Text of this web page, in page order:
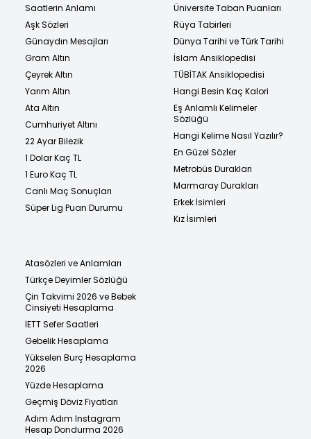
Saatlerin Anlamı
Aşk Sözleri
Günaydın Mesajları
Gram Altın
Çeyrek Altın
Yarım Altın
Ata Altın
Cumhuriyet Altını
22 Ayar Bilezik
1 Dolar Kaç TL
1 Euro Kaç TL
Canlı Maç Sonuçları
Süper Lig Puan Durumu
Üniversite Taban Puanları
Rüya Tabirleri
Dünya Tarihi ve Türk Tarihi
İslam Ansiklopedisi
TÜBİTAK Ansiklopedisi
Hangi Besin Kaç Kalori
Eş Anlamlı Kelimeler
Sözlüğü
Hangi Kelime Nasıl Yazılır?
En Güzel Sözler
Metrobüs Durakları
Marmaray Durakları
Erkek İsimleri
Kız İsimleri
Atasözleri ve Anlamları
Türkçe Deyimler Sözlüğü
Çin Takvimi 2026 ve Bebek
Cinsiyeti Hesaplama
İETT Sefer Saatleri
Gebelik Hesaplama
Yükselen Burç Hesaplama
2026
Yüzde Hesaplama
Geçmiş Döviz Fiyatları
Adım Adım Instagram
Hesap Dondurma 2026